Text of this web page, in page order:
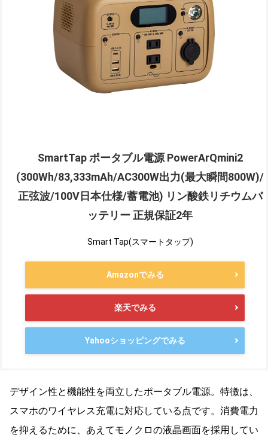
SmartTap ポータブル電源 PowerArQmini2
(300Wh/83,333mAh/AC300W出力(最大瞬間800W)/
正弦波/100V日本仕様/蓄電池) リン酸鉄リチウムバ
ッテリー 正規保証2年
Smart Tap(スマートタップ)
Amazonでみる
楽天でみる
Yahooショッピングでみる
デザイン性と機能性を両立したポータブル電源。特徴は、
スマホのワイヤレス充電に対応している点です。消費電力
を抑えるために、あえてモノクロの液晶画面を採用してい